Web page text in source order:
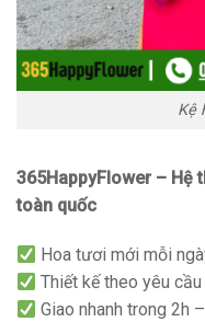
Kệ
365HappyFlower – Hệ
toàn quốc
Hoa tươi mới mỗi
Thiết kế theo yêu
Giao nhanh trong 2h